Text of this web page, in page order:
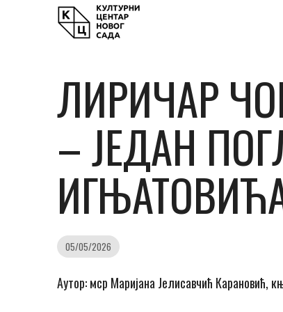
ЛИРИЧАР
– ЈЕДАН
05/05/2026
Аутор: мср Маријана Јелисавчић Карановић,